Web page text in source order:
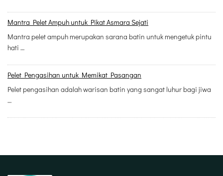
Mantra Pelet Ampuh untuk Pikat Asmara Sejati
Mantra pelet ampuh merupakan sarana batin untuk mengetuk pintu
hati …
Pelet Pengasihan untuk Memikat Pasangan
Pelet pengasihan adalah warisan batin yang sangat luhur bagi jiwa
…